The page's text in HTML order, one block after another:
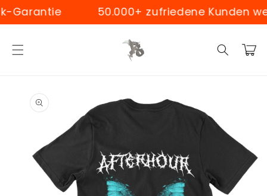
Skip to
content
50.000+ zufriedene Kunden
Cart
product
information